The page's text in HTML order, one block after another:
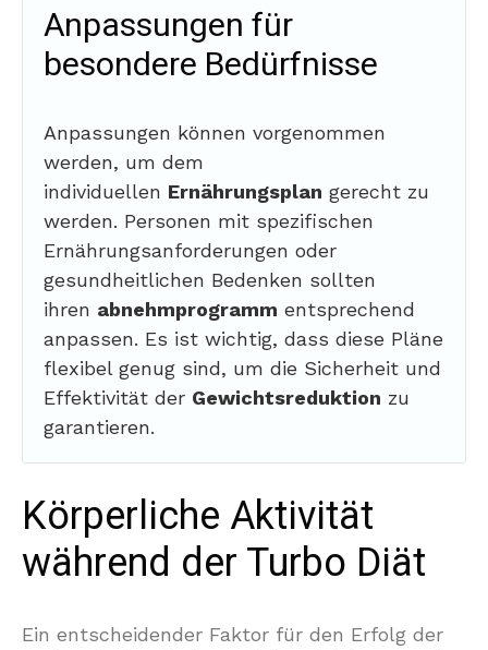
Anpassungen für
besondere Bedürfnisse
Anpassungen können vorgenommen
werden, um dem
individuellen Ernährungsplan gerecht zu
werden. Personen mit spezifischen
Ernährungsanforderungen oder
gesundheitlichen Bedenken sollten
ihren abnehmprogramm entsprechend
anpassen. Es ist wichtig, dass diese Pläne
flexibel genug sind, um die Sicherheit und
Effektivität der Gewichtsreduktion zu
garantieren.
Körperliche Aktivität
während der Turbo Diät
Ein entscheidender Faktor für den Erfolg der